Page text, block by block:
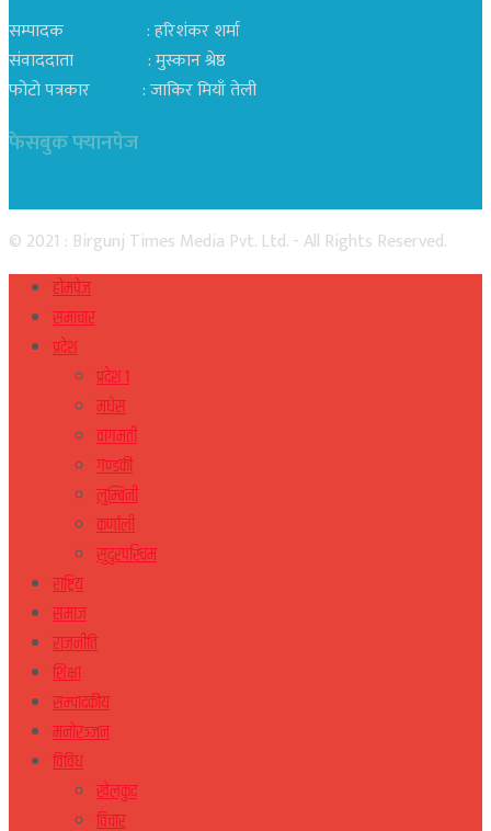
सम्पादक : हरिशंकर शर्मा
संवाददाता : मुस्कान श्रेष्ठ
फोटो पत्रकार : जाकिर मियाँ तेली
फेसबुक फ्यानपेज
© 2021 : Birgunj Times Media Pvt. Ltd. - All Rights Reserved.
होमपेज
समाचार
प्रदेश
प्रदेश १
मधेस
वागमती
गण्डकी
लुम्बिनी
कर्णाली
सुदुरपस्चिम
राष्ट्रिय
समाज
राजनीति
शिक्षा
सम्पादकीय
मनोरञ्जन
विविध
खेलकुद
विचार